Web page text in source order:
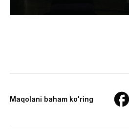
Maqolani baham ko'ring